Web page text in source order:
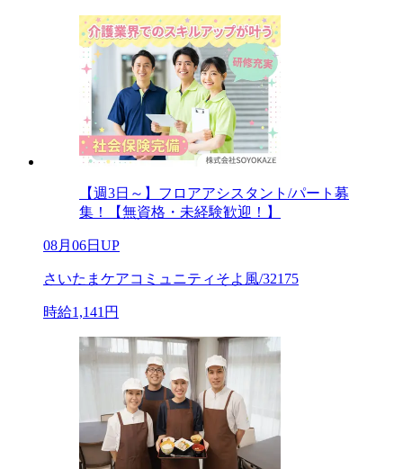
【週3日～】フロアアシスタント/パート募
集！【無資格・未経験歓迎！】
08月06日UP
さいたまケアコミュニティそよ風/32175
時給1,141円